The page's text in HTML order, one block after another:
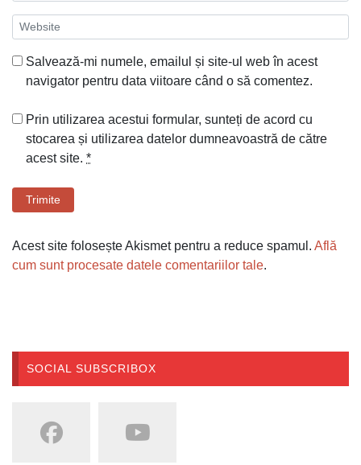
Salvează-mi numele, emailul și site-ul web în acest
navigator pentru data viitoare când o să comentez.
Prin utilizarea acestui formular, sunteți de acord cu
stocarea și utilizarea datelor dumneavoastră de către
acest site. *
Trimite
Acest site folosește Akismet pentru a reduce spamul. Află
cum sunt procesate datele comentariilor tale.
SOCIAL SUBSCRIBOX